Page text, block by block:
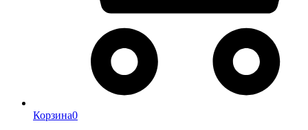
Корзина0